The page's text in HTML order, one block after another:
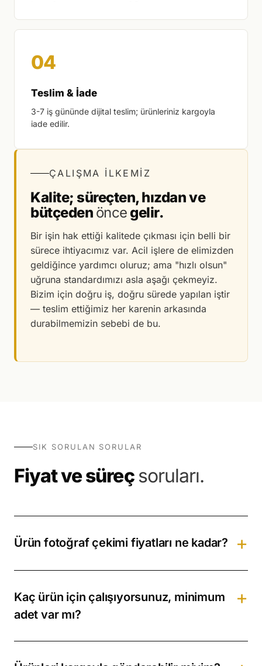
Teslim & İade
3-7 iş gününde dijital teslim; ürünleriniz kargoyla
iade edilir.
ÇALIŞMA İLKEMIZ
Kalite; süreçten, hızdan ve
bütçeden öncegelir.
Bir işin hak ettiği kalitede çıkması için belli bir
sürece ihtiyacımız var. Acil işlere de elimizden
geldiğince yardımcı oluruz; ama "hızlı olsun"
uğruna standardımızı asla aşağı çekmeyiz.
Bizim için doğru iş, doğru sürede yapılan iştir
— teslim ettiğimiz her karenin arkasında
durabilmemizin sebebi de bu.
SIK SORULAN SORULAR
Fiyat ve süreç soruları.
Ürün fotoğraf çekimi fiyatları ne kadar?
Mankenli ve konsept çekimlerde fiyat, ürün adedi ve
çekim açısı sayısına göre belirlenir. Yukarıdaki
tabloda gerçek fatura fiyatlarımızı açıkça
Kaç ürün için çalışıyorsunuz, minimum
adet var mı?
kadar çalışıyoruz. Adet arttıkça birim fiyat düşer;